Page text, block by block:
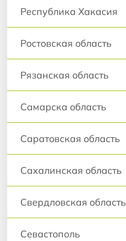
Республика Хакасия
Ростовская область
Рязанская область
Самарска область
Саратовская область
Сахалинская область
Свердловская область
Севастополь